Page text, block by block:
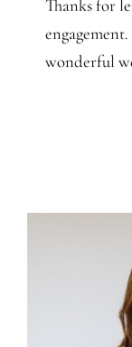
Thanks for
wonderful